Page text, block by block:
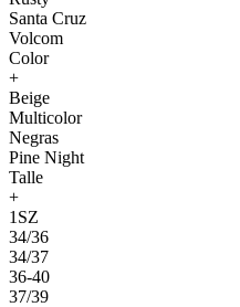
Santa Cruz
Volcom
Color
+
Beige
Multicolor
Negras
Pine Night
Talle
+
1SZ
34/36
34/37
36-40
37/39